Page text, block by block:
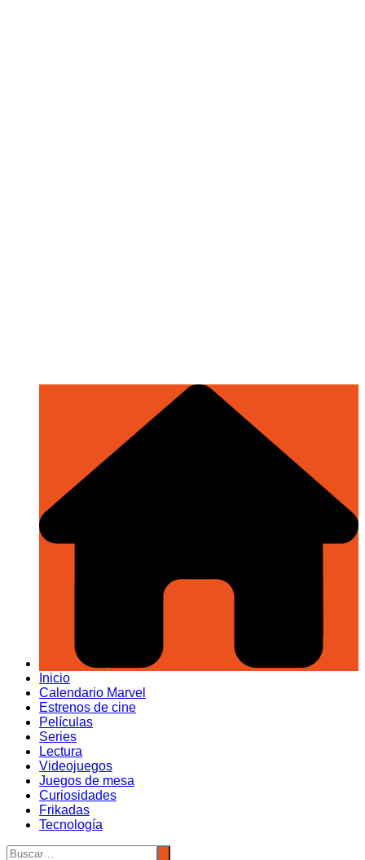
Inicio
Calendario Marvel
Estrenos de cine
Películas
Series
Lectura
Videojuegos
Juegos de mesa
Curiosidades
Frikadas
Tecnología